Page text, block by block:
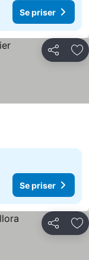
Se priser
Del
Se priser
Del